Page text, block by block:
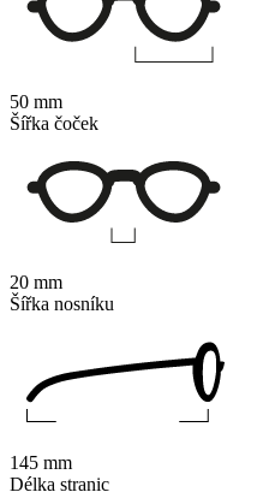
50 mm
Šířka čoček
20 mm
Šířka nosníku
145 mm
Délka stranic